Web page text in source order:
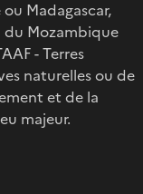
Madagascar,
du Mozambique
- Terres
naturelles ou de
et de la
majeur.